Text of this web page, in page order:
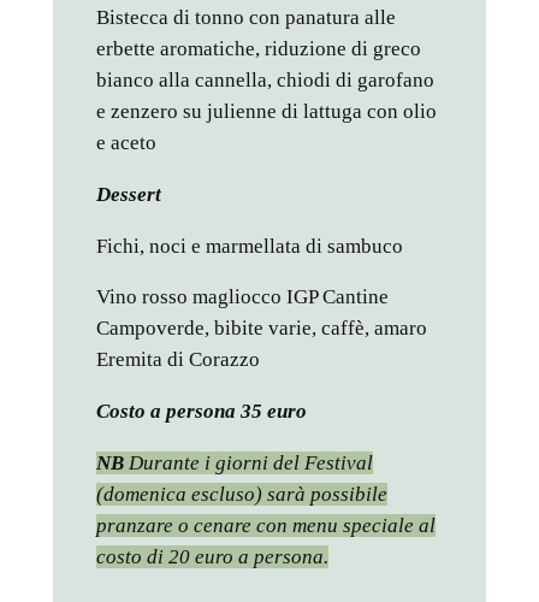
Bistecca di tonno con panatura alle
erbette aromatiche, riduzione di greco
bianco alla cannella, chiodi di garofano
e zenzero su julienne di lattuga con olio
e aceto
Dessert
Fichi, noci e marmellata di sambuco
Vino rosso magliocco IGP Cantine
Campoverde, bibite varie, caffè, amaro
Eremita di Corazzo
Costo a persona 35 euro
NB Durante i giorni del Festival
(domenica escluso) sarà possibile
pranzare o cenare con menu speciale al
costo di 20 euro a persona.